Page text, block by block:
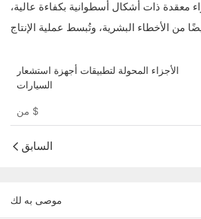
معقدة ذات أشكال أسطوانية بكفاءة عالية،
الأجزاء المحولة لتطبيقات أجهزة استشعار
السيارات
$
السابق
موصى به لك